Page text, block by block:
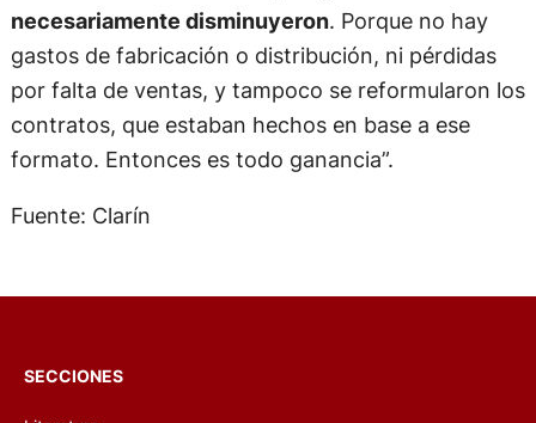
necesariamente disminuyeron. Porque no hay
gastos de fabricación o distribución, ni pérdidas
por falta de ventas, y tampoco se reformularon los
contratos, que estaban hechos en base a ese
formato. Entonces es todo ganancia”.
Fuente: Clarín
SECCIONES